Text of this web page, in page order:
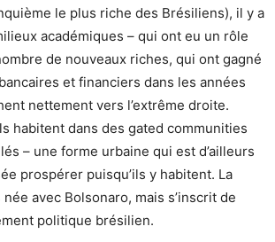
le plus riche des Brésiliens), il y a
académiques – qui ont eu un rôle
de nouveaux riches, qui ont gagné
et financiers dans les années
nettement vers l’extrême droite.
habitent dans des gated communities
– une forme urbaine qui est d’ailleurs
prospérer puisqu’ils y habitent. La
avec Bolsonaro, mais s’inscrit de
politique brésilien.